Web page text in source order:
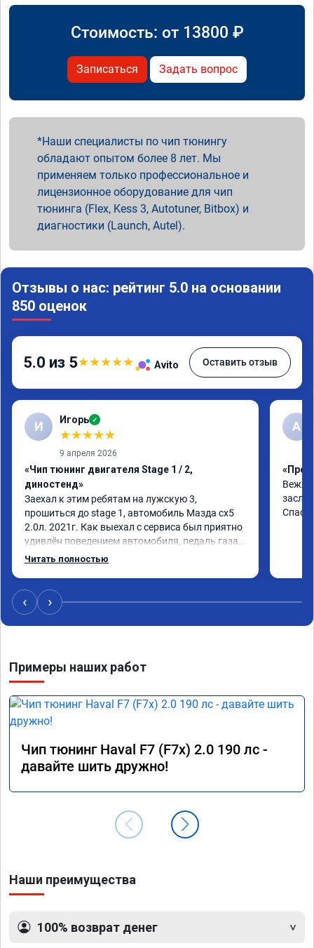
Стоимость: от 13800 ₽
Записаться Задать вопрос
Наши специалисты по чип тюнингу
обладают опытом более 8 лет. Мы
применяем только профессиональное и
лицензионное оборудование для чип
тюнинга (Flex, Kess 3, Autotuner, Bitbox) и
диагностики (Launch, Autel).
Отзывы о нас: рейтинг 5.0 на основании
850 оценок
5.0 из 5★★★★★ Avito Оставить отзыв
И Игорь ✓
★★★★★
9 апреля 2026
«Чип тюнинг двигателя Stage 1 / 2,
диностенд»
Заехал к этим ребятам на лужскую 3,
прошиться до stage 1, автомобиль Мазда сх5
2.0л. 2021г. Как выехал с сервиса был приятно
удивлён поведением автомобиля, педаль газа
стала отзывчивее, и резче что ли, разгон тоже
Если ваш автомобиль исправен и
своевременно обслуживается, то вреда это не
нанесёт
Читать полностью
A
‹ ›
Примеры наших работ
Чип тюнинг Haval F7 (F7x) 2.0 190 лс -
давайте шить дружно!
Наши преимущества
100% возврат денег